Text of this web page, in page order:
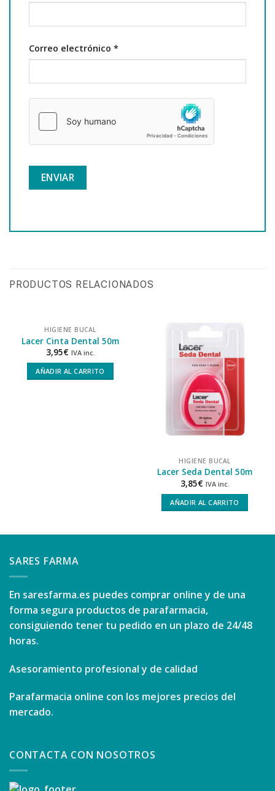
Correo electrónico *
PRODUCTOS RELACIONADOS
HIGIENE BUCAL
Lacer Cinta Dental 50m
3,95€ IVA inc.
AÑADIR AL CARRITO
HIGIENE BUCAL
Lacer Seda Dental 50m
3,85€ IVA inc.
AÑADIR AL CARRITO
SARES FARMA
En saresfarma.es puedes comprar online y de una
forma segura productos de parafarmacia,
consiguiendo tener tu pedido en un plazo de 24/48
horas.
Asesoramiento profesional y de calidad
Parafarmacia online con los mejores precios del
mercado.
CONTACTA CON NOSOTROS